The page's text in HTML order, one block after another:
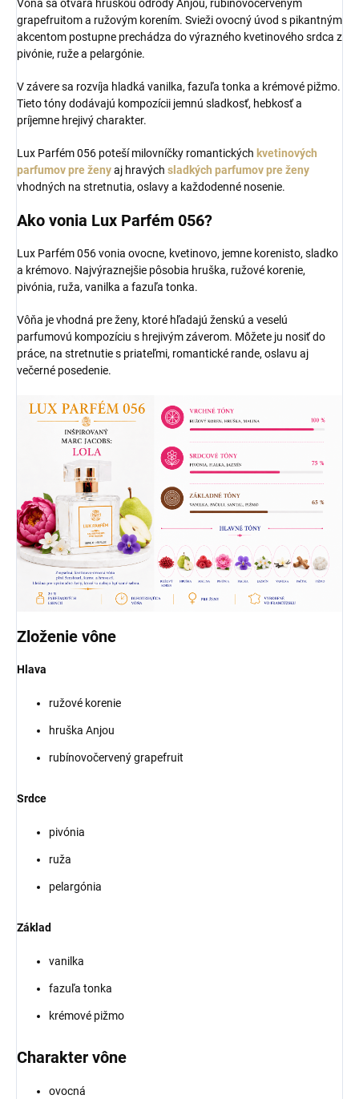
Vôňa sa otvára hruškou odrody Anjou, rubínovočerveným
grapefruitom a ružovým korením. Svieži ovocný úvod s pikantným
akcentom postupne prechádza do výrazného kvetinového srdca z
pivónie, ruže a pelargónie.
V závere sa rozvíja hladká vanilka, fazuľa tonka a krémové pižmo.
Tieto tóny dodávajú kompozícii jemnú sladkosť, hebkosť a
príjemne hrejivý charakter.
Lux Parfém 056 poteší milovníčky romantických kvetinových
parfumov pre ženyaj hravých sladkých parfumov pre ženy
vhodných na stretnutia, oslavy a každodenné nosenie.
Ako vonia Lux Parfém 056?
Lux Parfém 056 vonia ovocne, kvetinovo, jemne korenisto, sladko
a krémovo. Najvýraznejšie pôsobia hruška, ružové korenie,
pivónia, ruža, vanilka a fazuľa tonka.
Vôňa je vhodná pre ženy, ktoré hľadajú ženskú a veselú
parfumovú kompozíciu s hrejivým záverom. Môžete ju nosiť do
práce, na stretnutie s priateľmi, romantické rande, oslavu aj
večerné posedenie.
Zloženie vône
Hlava
ružové korenie
hruška Anjou
rubínovočervený grapefruit
Srdce
pivónia
ruža
pelargónia
Základ
vanilka
fazuľa tonka
krémové pižmo
Charakter vône
ovocná